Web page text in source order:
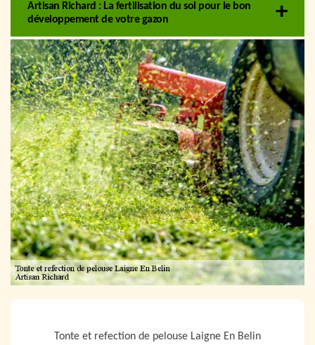
Artisan Richard : La fertilisation du sol pour le bon
développement de votre gazon
Tonte et refection de pelouse Laigne En Belin